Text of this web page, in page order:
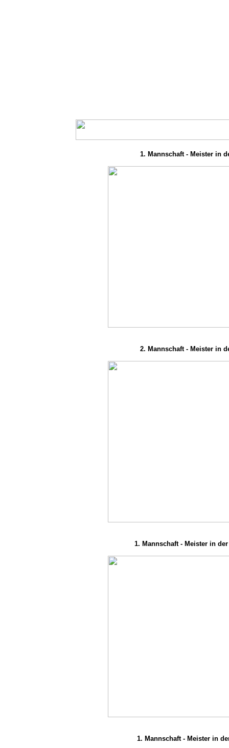
1. Mannschaft - Meister in
2. Mannschaft - Meister in
1. Mannschaft - Meister in
1. Mannschaft - Meister in